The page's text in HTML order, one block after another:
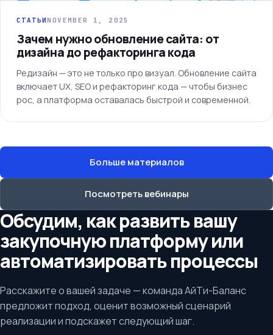
СТАТЬИNOVEMBER 1, 2025
Зачем нужно обновление сайта: от
дизайна до рефакторинга кода
Редизайн — это не только про визуал. Обновление сайта
включает UX, SEO и рефакторинг кода — чтобы бизнес
рос, а платформа оставалась быстрой и современной.
Больше материалов
Посмотреть вебинары
Обсудим, как развить вашу
закупочную платформу или
автоматизировать процессы
Расскажите о вашей задаче — команда АйТи-Баланс
предложит подход, оценит возможный сценарий
реализации и подскажет следующий шаг.